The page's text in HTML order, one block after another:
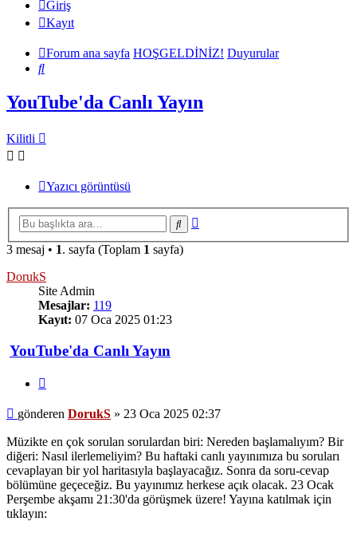
Giriş
Kayıt
Forum ana sayfa HOŞGELDİNİZ! Duyurular
Ara
YouTube'da Canlı Yayın
Kilitli
Yazıcı görüntüsü
Ara
3 mesaj • 1. sayfa (Toplam 1 sayfa)
DorukS
Site Admin
Mesajlar: 119
Kayıt: 07 Oca 2025 01:23
YouTube'da Canlı Yayın
Mesaj
gönderen DorukS » 23 Oca 2025 02:37
Müzikte en çok sorulan sorulardan biri: Nereden başlamalıyım? Bir
diğeri: Nasıl ilerlemeliyim? Bu haftaki canlı yayınımıza bu soruları
cevaplayan bir yol haritasıyla başlayacağız. Sonra da soru-cevap
bölümüne geçeceğiz. Bu yayınımız herkese açık olacak. 23 Ocak
Perşembe akşamı 21:30'da görüşmek üzere! Yayına katılmak için
tıklayın: